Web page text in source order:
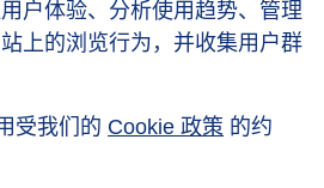
户体验、分析使用趋势、管理
上的浏览行为，并收集用户群
受我们的 Cookie 政策 的约